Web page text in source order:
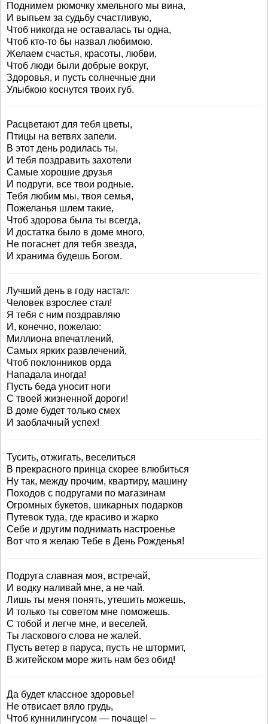
Поднимем рюмочку хмельного мы вина,
И выпьем за судьбу счастливую,
Чтоб никогда не оставалась ты одна,
Чтоб кто-то бы назвал любимою.
Желаем счастья, красоты, любви,
Чтоб люди были добрые вокруг,
Здоровья, и пусть солнечные дни
Улыбкою коснутся твоих губ.
Расцветают для тебя цветы,
Птицы на ветвях запели.
В этот день родилась ты,
И тебя поздравить захотели
Самые хорошие друзья
И подруги, все твои родные.
Тебя любим мы, твоя семья,
Пожеланья шлем такие,
Чтоб здорова была ты всегда,
И достатка было в доме много,
Не погаснет для тебя звезда,
И хранима будешь Богом.
Лучший день в году настал:
Человек взрослее стал!
Я тебя с ним поздравляю
И, конечно, пожелаю:
Миллиона впечатлений,
Самых ярких развлечений,
Чтоб поклонников орда
Нападала иногда!
Пусть беда уносит ноги
С твоей жизненной дороги!
В доме будет только смех
И заоблачный успех!
Тусить, отжигать, веселиться
В прекрасного принца скорее влюбиться
Ну так, между прочим, квартиру, машину
Походов с подругами по магазинам
Огромных букетов, шикарных подарков
Путевок туда, где красиво и жарко
Себе и другим поднимать настроенье
Вот что я желаю Тебе в День Рожденья!
Подруга славная моя, встречай,
И водку наливай мне, а не чай.
Лишь ты меня понять, утешить можешь,
И только ты советом мне поможешь.
С тобой и легче мне, и веселей,
Ты ласкового слова не жалей.
Пусть ветер в паруса, пусть не штормит,
В житейском море жить нам без обид!
Да будет классное здоровье!
Не отвисает вяло грудь,
Чтоб куннилингусом — почаще! –